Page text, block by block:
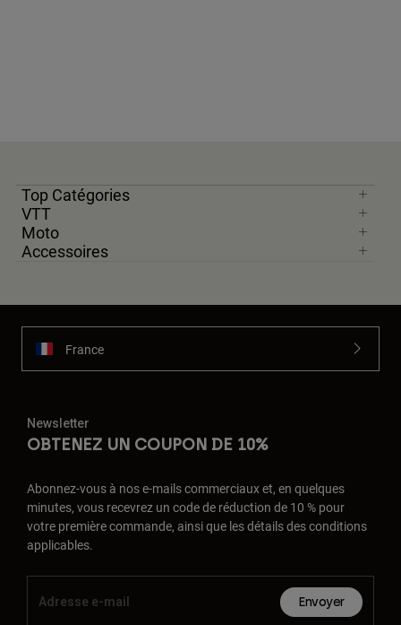
Top Catégories
VTT
Moto
Accessoires
France
Newsletter
OBTENEZ UN COUPON DE 10%
Abonnez-vous à nos e-mails commerciaux et, en quelques
minutes, vous recevrez un code de réduction de 10 % pour
votre première commande, ainsi que les détails des conditions
applicables.
Envoyer